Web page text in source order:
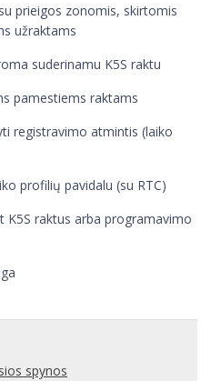
prieigos zonomis, skirtomis
užraktams
suderinamu K5S raktu
pamestiems raktams
registravimo atmintis (laiko
profilių pavidalu (su RTC)
raktus arba programavimo
spynos